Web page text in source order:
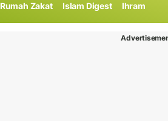
Rumah Zakat Islam Digest Ihram